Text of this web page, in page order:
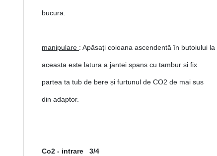
bucura.
manipulare : Apăsați coioana ascendentă în butoiului la
aceasta este latura a jantei spans cu tambur și fix
partea ta tub de bere și furtunul de CO2 de mai sus
din adaptor.
Co2 - intrare 3/4